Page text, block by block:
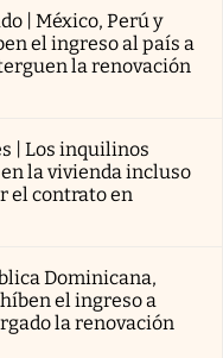
| México, Perú y
el ingreso al país a
la renovación
| Los inquilinos
la vivienda incluso
el contrato en
Dominicana,
el ingreso a
la renovación